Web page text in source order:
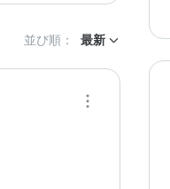
並び順： 最新